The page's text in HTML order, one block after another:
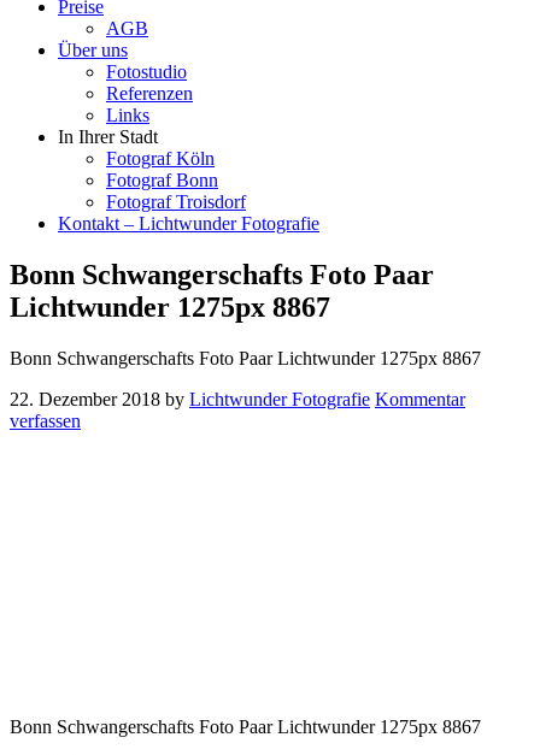
Preise
AGB
Über uns
Fotostudio
Referenzen
Links
In Ihrer Stadt
Fotograf Köln
Fotograf Bonn
Fotograf Troisdorf
Kontakt – Lichtwunder Fotografie
Bonn Schwangerschafts Foto Paar
Lichtwunder 1275px 8867
Bonn Schwangerschafts Foto Paar Lichtwunder 1275px 8867
22. Dezember 2018 by Lichtwunder Fotografie Kommentar
verfassen
Bonn Schwangerschafts Foto Paar Lichtwunder 1275px 8867